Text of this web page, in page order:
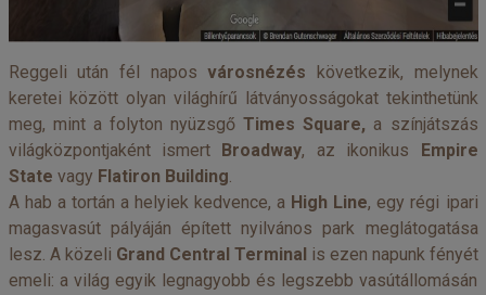
Reggeli után fél naposvárosnézés következik, melynek
keretei között olyan világhírű látványosságokat tekinthetünk
meg, mint a folyton nyüzsgőTimes Square, a színjátszás
világközpontjaként ismert Broadway, az ikonikus Empire
State vagy Flatiron Building.
A hab a tortán a helyiek kedvence, a High Line, egy régi ipari
magasvasút pályáján épített nyilvános park meglátogatása
lesz. A közeli Grand Central Terminal is ezen napunk fényét
emeli: a világ egyik legnagyobb és legszebb vasútállomásán